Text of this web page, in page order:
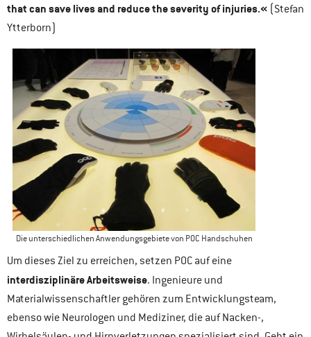
that can save lives and reduce the severity of injuries.« (Stefan
Ytterborn)
Die unterschiedlichen Anwendungsgebiete von POC Handschuhen
Um dieses Ziel zu erreichen, setzen POC auf eine
interdisziplinäre Arbeitsweise. Ingenieure und
Materialwissenschaftler gehören zum Entwicklungsteam,
ebenso wie Neurologen und Mediziner, die auf Nacken-,